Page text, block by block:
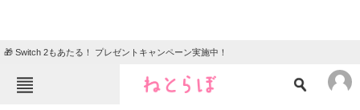
🎁 Switch 2もあたる！ プレゼントキャンペーン実施中！